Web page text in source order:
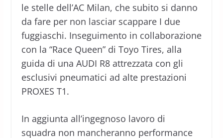
le stelle dell’AC Milan, che subito si danno
da fare per non lasciar scappare I due
fuggiaschi. Inseguimento in collaborazione
con la “Race Queen” di Toyo Tires, alla
guida di una AUDI R8 attrezzata con gli
esclusivi pneumatici ad alte prestazioni
PROXES T1.
In aggiunta all’ingegnoso lavoro di
squadra non mancheranno performance